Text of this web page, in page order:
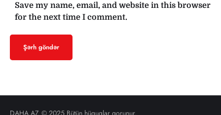
Save my name, email, and website in this browser
for the next time I comment.